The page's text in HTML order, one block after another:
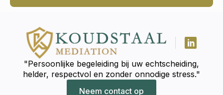
"Persoonlijke begeleiding bij uw echtscheiding,
helder, respectvol en zonder onnodige stress."
Neem contact op